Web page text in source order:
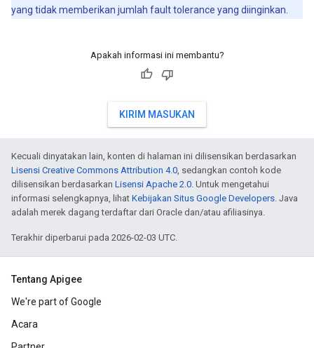
yang tidak memberikan jumlah fault tolerance yang diinginkan.
Apakah informasi ini membantu?
KIRIM MASUKAN
Kecuali dinyatakan lain, konten di halaman ini dilisensikan berdasarkan
Lisensi Creative Commons Attribution 4.0, sedangkan contoh kode
dilisensikan berdasarkan Lisensi Apache 2.0. Untuk mengetahui
informasi selengkapnya, lihat Kebijakan Situs Google Developers. Java
adalah merek dagang terdaftar dari Oracle dan/atau afiliasinya.
Terakhir diperbarui pada 2026-02-03 UTC.
Tentang Apigee
We're part of Google
Acara